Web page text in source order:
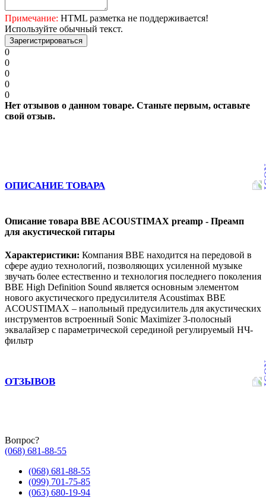
Примечание: HTML разметка не поддерживается!
Используйте обычный текст.
Зарегистрироваться
0
0
0
0
0
Нет отзывов о данном товаре. Станьте первым, оставьте
свой отзыв.
ОПИСАНИЕ ТОВАРА
Описание товара BBE ACOUSTIMAX preamp - Преамп
для акустической гитары
Характеристики: Компания BBE находится на передовой в
сфере аудио технологий, позволяющих усиленной музыке
звучать более естественно и технология последнего поколения
BBE High Definition Sound является основным элементом
нового акустического предусилителя Acoustimax BBE
ACOUSTIMAX – напольный предусилитель для акустических
инструментов встроенный Sonic Maximizer 3-полосный
эквалайзер с параметрической серединой регулируемый НЧ-
фильтр
ОТЗЫВОВ
Вопрос?
(068) 681-88-55
(068) 681-88-55
(099) 701-75-85
(063) 680-19-94